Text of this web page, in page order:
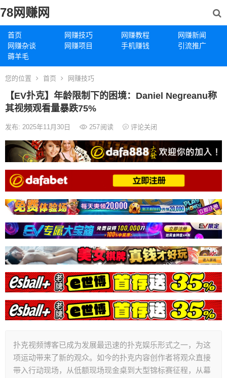
78网赚网
首页 网赚技巧 网赚教程
网赚新闻
网赚杂谈
网赚项目 手机赚钱
引流推广
薅羊毛
您的位置 首页 网赚技巧
【EV扑克】年龄限制下的困境：Daniel Negreanu称
其视频观看量暴跌75%
发布: 2025年11月30日 257阅读 评论关闭
扑克视频博客已成为发展最迅速的扑克娱乐形式之一，为这
项运动带来了新的观众。如今的扑克内容创作者将观众直接
带入行动现场，从低额现场现金桌到大型锦标赛征程，从幕